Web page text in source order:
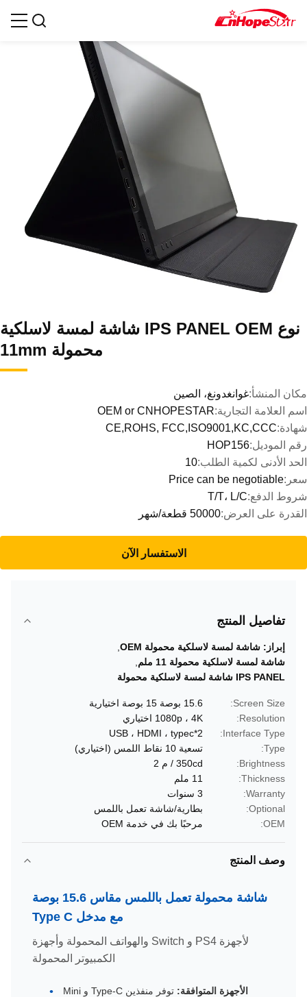
نوع IPS PANEL OEM شاشة لمسة لاسلكية
محمولة 11mm
مكان المنشأ:غوانغدونغ، الصين
اسم العلامة التجارية:OEM or CNHOPESTAR
شهادة:CE,ROHS, FCC,ISO9001,KC,CCC
رقم الموديل:HOP156
الحد الأدنى لكمية الطلب:10
سعر:Price can be negotiable
شروط الدفع:T/T، L/C
القدرة على العرض:50000 قطعة/شهر
الاستفسار الآن
تفاصيل المنتج
إبراز: شاشة لمسة لاسلكية محمولة OEM
شاشة لمسة لاسلكية محمولة 11 ملم
IPS PANEL شاشة لمسة لاسلكية محمولة
Screen Size:
15.6 بوصة 15 بوصة اختيارية
Resolution:
1080p ، 4K اختياري
Interface Type:
USB ، HDMI ، typec*2
Type:
تسعية 10 نقاط اللمس (اختياري)
Brightness:
350cd / م 2
Thickness:
11 ملم
Warranty:
3 سنوات
Optional:
بطارية/شاشة تعمل باللمس
OEM:
مرحبًا بك في خدمة OEM
وصف المنتج
شاشة محمولة تعمل باللمس مقاس 15.6 بوصة
مع مدخل Type C
لأجهزة PS4 و Switch والهواتف المحمولة وأجهزة
الكمبيوتر المحمولة
الأجهزة المتوافقة:
توفر منفذين Type-C و Mini